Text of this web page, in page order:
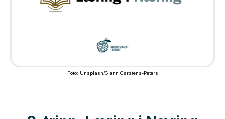
Foto: Unsplash/Glenn Carstens-Peters